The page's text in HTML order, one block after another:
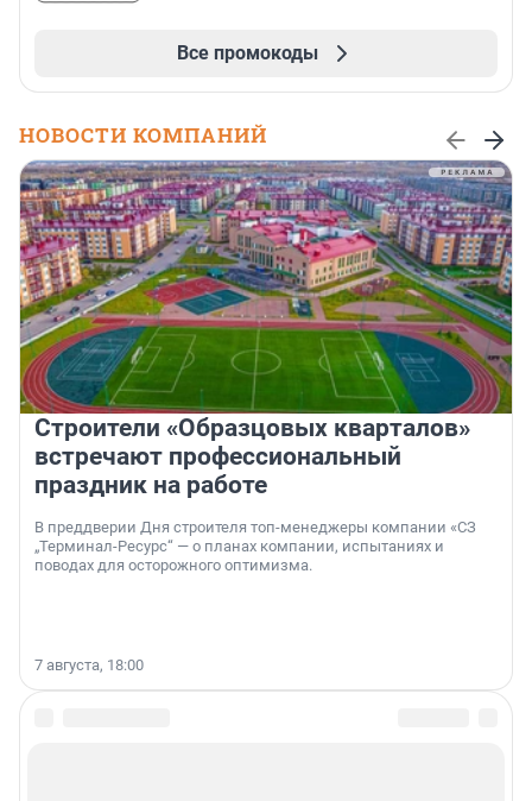
Все промокоды
НОВОСТИ КОМПАНИЙ
Строители «Образцовых кварталов»
встречают профессиональный
праздник на работе
В преддверии Дня строителя топ-менеджеры компании «СЗ
„Терминал-Ресурс“ — о планах компании, испытаниях и
поводах для осторожного оптимизма.
7 августа, 18:00